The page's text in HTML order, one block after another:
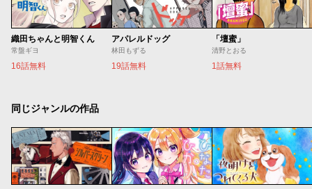
織田ちゃんと明智くん
常盤ギヨ
16話無料
アパレルドッグ
林田もずる
19話無料
「壇蜜」
清野とおる
1話無料
同じジャンルの作品